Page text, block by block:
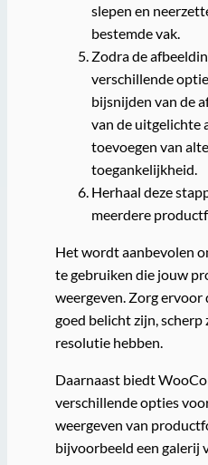
slepen en
bestemde vak.
Zodra de
verschillende
bijsnijden van de
van de uitgelichte
toevoegen van
toegankelijkheid.
Herhaal deze
meerdere
Het wordt aanbevolen
te gebruiken die jouw
weergeven. Zorg ervoor
goed belicht zijn, scherp
resolutie hebben.
Daarnaast biedt
verschillende opties
weergeven van
bijvoorbeeld een galerij